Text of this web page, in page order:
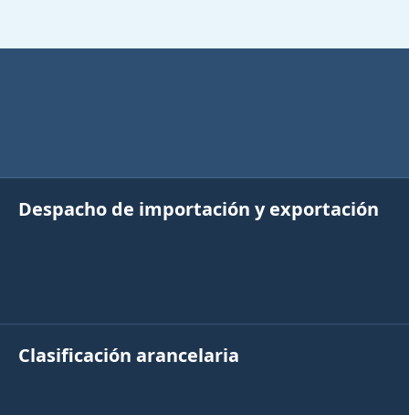
Despacho de importación y exportación
Clasificación arancelaria